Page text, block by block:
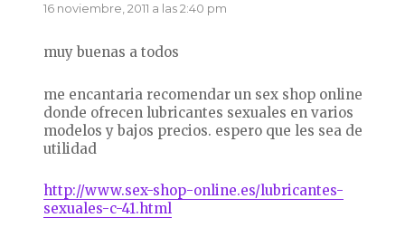
16 noviembre, 2011 a las 2:40 pm
muy buenas a todos
me encantaria recomendar un sex shop online
donde ofrecen lubricantes sexuales en varios
modelos y bajos precios. espero que les sea de
utilidad
http://www.sex-shop-online.es/lubricantes-
sexuales-c-41.html